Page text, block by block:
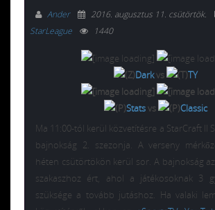
Ander 2016. augusztus 11. csütörtök.
StarLeague
1440
Darkvs TY
Statsvs
Classic
Ma 11:00-tól kerül közvetítésre a StarCraft II
bajnokság 2. szezonja. A verseny
héten csütörtökön kerül sor. A bajnokság
szakaszhoz ért, ahol a játékosoknak 3
szüksége a tovább jutáshoz. Ha valaki